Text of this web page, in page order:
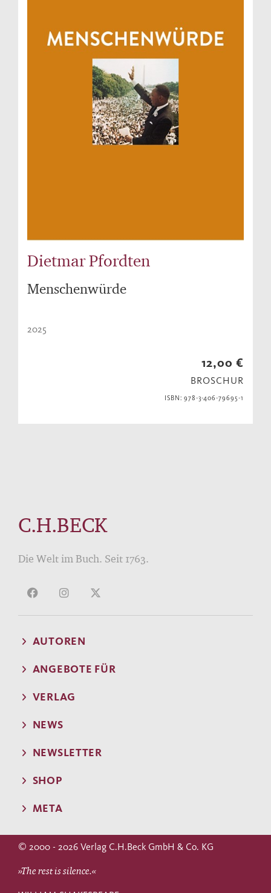
Dietmar Pfordten
Menschenwürde
2025
12,00 €
BROSCHUR
ISBN: 978-3-406-79695-1
C.H.BECK
Die Welt im Buch. Seit 1763.
AUTOREN
ANGEBOTE FÜR
VERLAG
NEWS
NEWSLETTER
SHOP
META
© 2000 - 2026 Verlag C.H.Beck GmbH & Co. KG
»The rest is silence.«